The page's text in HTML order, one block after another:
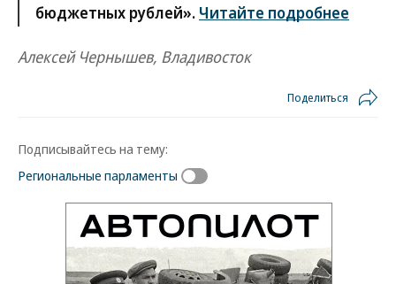
бюджетных рублей». Читайте подробнее
Алексей Чернышев, Владивосток
Поделиться
Подписывайтесь на тему:
Региональные парламенты